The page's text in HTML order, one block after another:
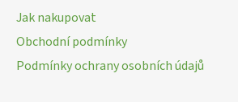
Jak nakupovat
Obchodní podmínky
Podmínky ochrany osobních údajů